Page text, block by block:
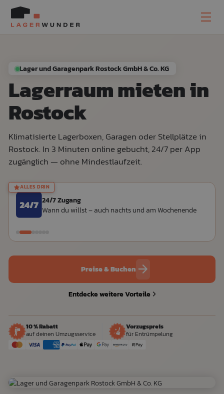
Lager und Garagenpark Rostock GmbH & Co. KG
Lagerraum mieten in
Rostock
Klimatisierte Lagerboxen, Garagen oder Stellplätze in
Rostock. In 3 Minuten online gebucht, 24/7 per App
zugänglich — ohne Mindestlaufzeit.
ALLES DRIN
24/7 Zugang
Wann du willst – auch nachts und am Wochenende
Preise & Buchen
Entdecke weitere Vorteile
10 % Rabatt
auf deinen Umzugsservice
Vorzugspreis
für Entrümpelung